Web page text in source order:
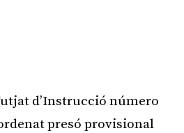
d’Instrucció número
presó provisional